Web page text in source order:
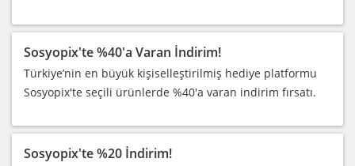
Sosyopix'te %40'a Varan İndirim!
Türkiye’nin en büyük kişiselleştirilmiş hediye platformu
Sosyopix'te seçili ürünlerde %40'a varan indirim fırsatı.
Sosyopix'te %20 İndirim!